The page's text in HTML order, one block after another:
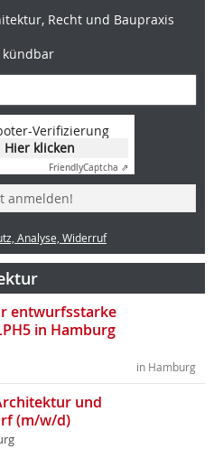
Recht und Baupraxis
kündbar
Verifizierung
Hier klicken
FriendlyCaptcha ⇗
anmelden!
Analyse, Widerruf
entwurfsstarke
in Hamburg
in Hamburg
und
(m/w/d)